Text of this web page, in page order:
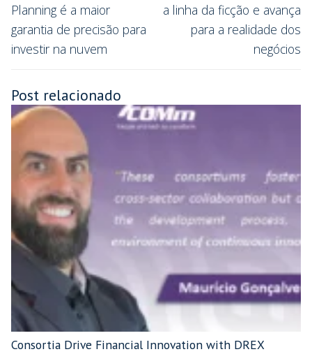
Planning é a maior
garantia de precisão para
investir na nuvem
a linha da ficção e avança
para a realidade dos
negócios
Post relacionado
Consortia Drive Financial Innovation with DREX